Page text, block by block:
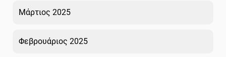
Μάρτιος 2025
Φεβρουάριος 2025